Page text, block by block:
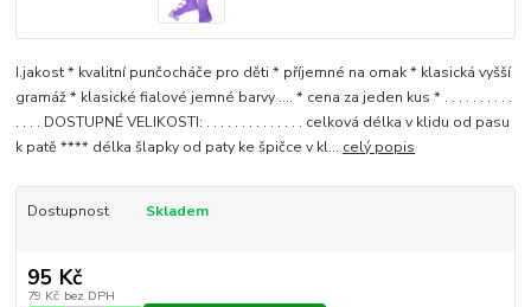
I.jakost * kvalitní punčocháče pro děti * příjemné na omak * klasická vyšší
gramáž * klasické fialové jemné barvy .... * cena za jeden kus * . . . . . . . . . .
. . . . DOSTUPNÉ VELIKOSTI: . . . . . . . . . . . . . . celková délka v klidu od pasu
k patě **** délka šlapky od paty ke špičce v kl... celý popis
Dostupnost Skladem
95 Kč
79 Kč bez DPH